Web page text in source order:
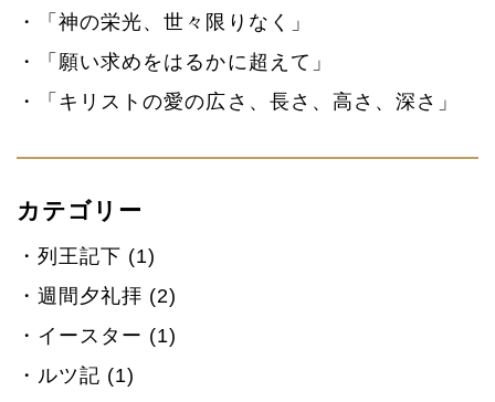
「神の栄光、世々限りなく」
「願い求めをはるかに超えて」
「キリストの愛の広さ、長さ、高さ、深さ」
カテゴリー
列王記下 (1)
週間夕礼拝 (2)
イースター (1)
ルツ記 (1)